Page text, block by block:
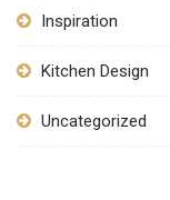
Inspiration
Kitchen Design
Uncategorized